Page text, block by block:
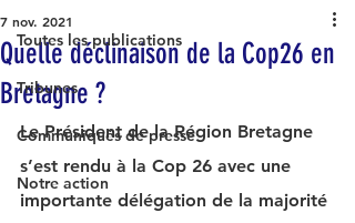
Toutes les publications
Tribunes
Communiqués de presse
Notre action
Quelle déclinaison de la Cop26 en
Bretagne ?
7 nov. 2021
Le Président de la Région Bretagne
s’est rendu à la Cop 26 avec une
importante délégation de la majorité